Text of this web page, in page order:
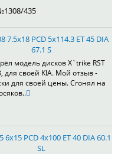
435
7.5x18 PCD 5x114.3 ET 45 DIA
67.1 S
модель дисков X`trike RST
для своей KIA. Мой отзыв -
для своей цены. Сгонял на
6x15 PCD 4x100 ET 40 DIA 60.1
SL